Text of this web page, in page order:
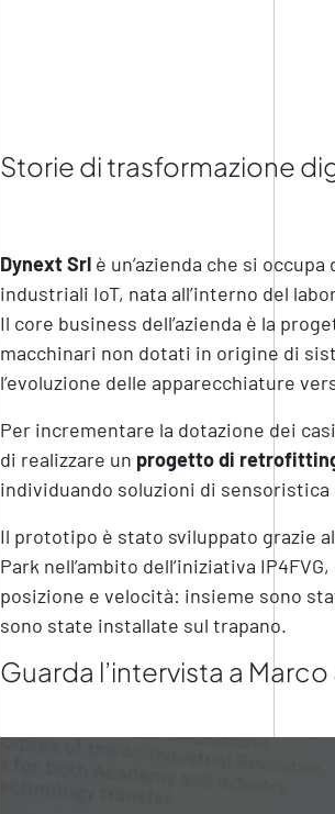
Storie di trasformazione
Dynext Srl è un’azienda che si
industriali IoT, nata all’interno del
Il core business dell’azienda è la
macchinari non dotati in origine di
l’evoluzione delle apparecchiature
Per incrementare la dotazione dei
di realizzare un progetto di
individuando soluzioni di sensoristica
Il prototipo è stato sviluppato grazie
Park nell’ambito dell’iniziativa
posizione e velocità: insieme sono
sono state installate sul trapano.
Guarda l’intervista a